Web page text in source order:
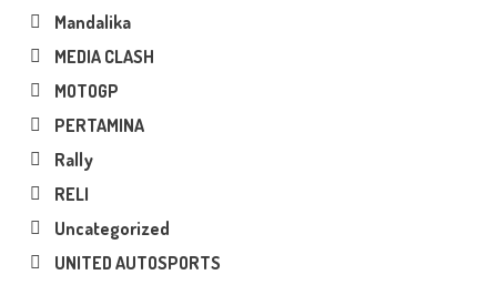
Mandalika
MEDIA CLASH
MOTOGP
PERTAMINA
Rally
RELI
Uncategorized
UNITED AUTOSPORTS